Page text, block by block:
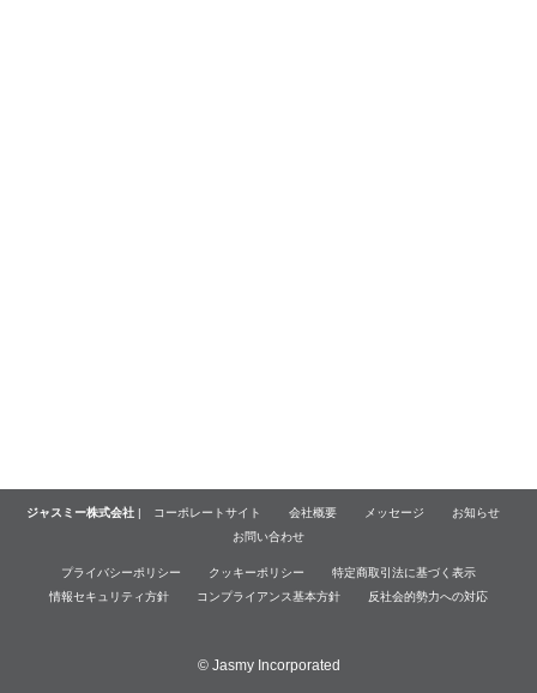
ジャスミー株式会社| コーポレートサイト 会社概要 メッセージ
お知らせ
お問い合わせ
プライバシーポリシー クッキーポリシー
特定商取引法に基づく表示
情報セキュリティ方針
コンプライアンス基本方針 反社会的勢力への対応
© Jasmy Incorporated